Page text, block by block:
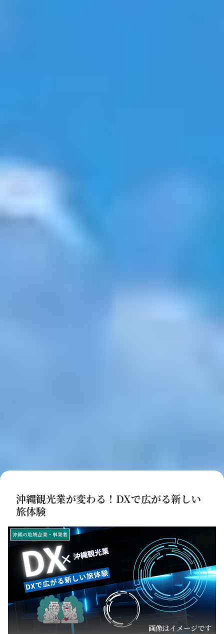
沖縄観光業が変わる！DXで広がる新しい
旅体験
沖縄の地域企業・事業者
画像はイメージです